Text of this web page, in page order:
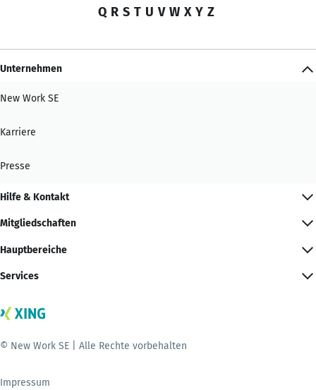
Q R S T U V W X Y Z
Unternehmen
New Work SE
Karriere
Presse
Hilfe & Kontakt
Mitgliedschaften
Hauptbereiche
Services
© New Work SE | Alle Rechte vorbehalten
Impressum